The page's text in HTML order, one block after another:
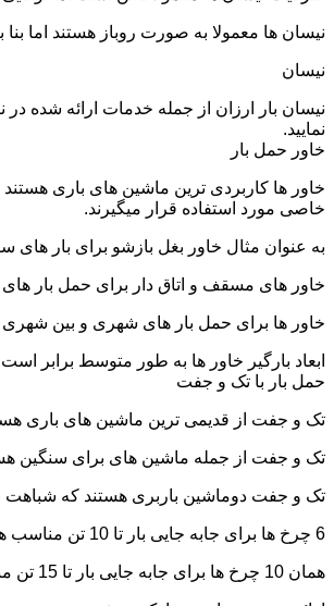
نیسان ها معمولا به صورت روباز هستند اما
نیسان
نیسان بار ارزان از جمله خدمات ارائه شده در
نمایید.
خاور حمل بار
خاور ها کاربردی ترین ماشین های باری هستند
خاصی مورد استفاده قرار میگیرند.
به عنوان مثال خاور بغل بازشو برای بار
خاور های مسقف و اتاق دار برای حمل بار های
خاور ها برای حمل بار های شهری و بین شهری مناسب هستنند و تا 4 تن
ابعاد بارگیر خاور ها به طور متوسط برابر است با 4.5*2 متر و تا ارتفاع 2.5 تا 2.7 متر بار را به راحتی میتوان روی آنها
حمل بار با تک و جفت
تک و جفت از قدیمی ترین ماشین های باری هستند که به عنوان بنز 6
تک و جفت از جمله ماشین های برای سنگین
تک و جفت دوماشین باربری هستند که شباهت زیادی به هم دیگر
6 چرخ ها برای جابه جایی بار تا 10 تن مناسب هستند و ابعاد اتاق آن ها برابر است با: 5.80*2.20 متر
همان 10 چرخ ها برای جابه جایی بار تا 15 تن مناسب هستند و ابعاد اتاق آن ها برابر است با: 6.80*2.25 متر